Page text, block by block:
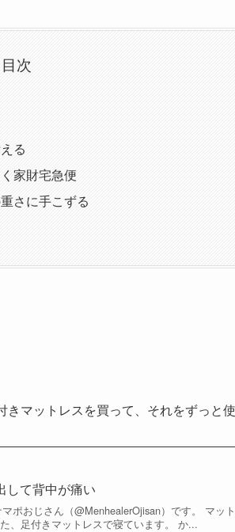
目次
る
家財宅急便
さに手こずる
マットレスを買って、それをずっと使
して背中が痛い
ポおじさん（@MenhealerOjisan）です。 マッ
、足付きマットレスで寝ています。 か...